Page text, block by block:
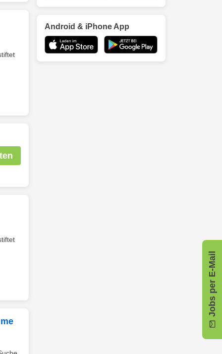
Jobs per E-Mail
Android & iPhone App